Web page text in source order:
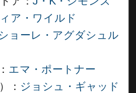
ア・ワイルド
ョーレ・アグダシュル
エマ・ポートナー
： ジョシュ・ギャッド